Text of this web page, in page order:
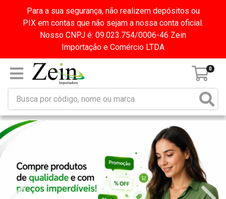
Para a sua segurança, não realizem depósitos ou
PIX em contas que não sejam a nossa conta oficial.
Nosso CNPJ é: 09.023.754/0006-46 Zein
Importação e Comércio LTDA
0